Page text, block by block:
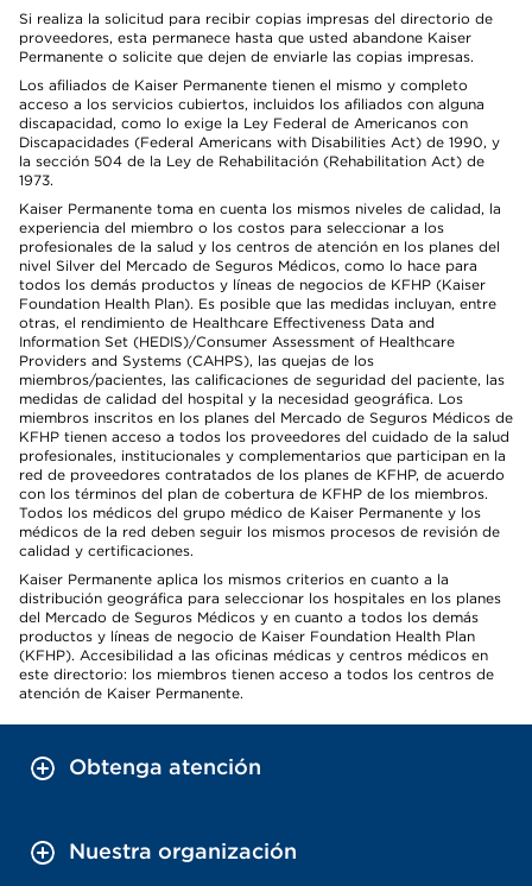
Si realiza la solicitud para recibir copias impresas del directorio de
proveedores, esta permanece hasta que usted abandone Kaiser
Permanente o solicite que dejen de enviarle las copias impresas.
Los afiliados de Kaiser Permanente tienen el mismo y completo
acceso a los servicios cubiertos, incluidos los afiliados con alguna
discapacidad, como lo exige la Ley Federal de Americanos con
Discapacidades (Federal Americans with Disabilities Act) de 1990, y
la sección 504 de la Ley de Rehabilitación (Rehabilitation Act) de
1973.
Kaiser Permanente toma en cuenta los mismos niveles de calidad, la
experiencia del miembro o los costos para seleccionar a los
profesionales de la salud y los centros de atención en los planes del
nivel Silver del Mercado de Seguros Médicos, como lo hace para
todos los demás productos y líneas de negocios de KFHP (Kaiser
Foundation Health Plan). Es posible que las medidas incluyan, entre
otras, el rendimiento de Healthcare Effectiveness Data and
Information Set (HEDIS)/Consumer Assessment of Healthcare
Providers and Systems (CAHPS), las quejas de los
miembros/pacientes, las calificaciones de seguridad del paciente, las
medidas de calidad del hospital y la necesidad geográfica. Los
miembros inscritos en los planes del Mercado de Seguros Médicos de
KFHP tienen acceso a todos los proveedores del cuidado de la salud
profesionales, institucionales y complementarios que participan en la
red de proveedores contratados de los planes de KFHP, de acuerdo
con los términos del plan de cobertura de KFHP de los miembros.
Todos los médicos del grupo médico de Kaiser Permanente y los
médicos de la red deben seguir los mismos procesos de revisión de
calidad y certificaciones.
Kaiser Permanente aplica los mismos criterios en cuanto a la
distribución geográfica para seleccionar los hospitales en los planes
del Mercado de Seguros Médicos y en cuanto a todos los demás
productos y líneas de negocio de Kaiser Foundation Health Plan
(KFHP). Accesibilidad a las oficinas médicas y centros médicos en
este directorio: los miembros tienen acceso a todos los centros de
atención de Kaiser Permanente.
Obtenga atención
Nuestra organización